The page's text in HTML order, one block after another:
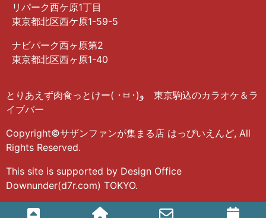
リパーク西ケ原1丁目
東京都北区西ケ原1-59-5
ナビパーク西ヶ原第2
東京都北区西ヶ原1-40
とりあえず肉食っとけー( ･ㅂ･)و 東京駒込のカラオケ＆ラ
イブバー
Copyright©サザンファンが集まる店 はっぴいえんど, All
Rights Reserved.
This site is supported by Design Office
Downunder(d7r.com) TOKYO.